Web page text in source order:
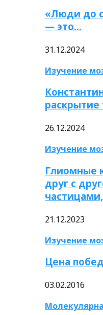
«Люди до
— это…
31.12.2024
Изучение
раскрытие
26.12.2024
Изучение
Глиомные
друг с
21.12.2023
Изучение
Цена
03.02.2016